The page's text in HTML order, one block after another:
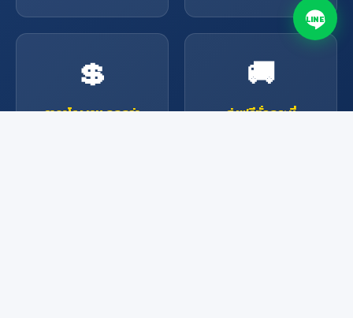
💲
ราคาโรงงาน ถูกกว่า
🚚
ส่งฟรีทั่วกระบี่
LINE